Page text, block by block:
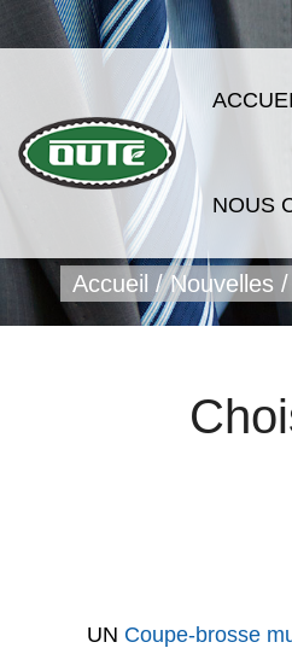
NOUS
Accueil /Nouvelles /
UN Coupe-brosse